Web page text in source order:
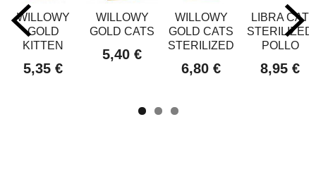
WILLOWY
GOLD
KITTEN
5,35 €
WILLOWY
GOLD CATS
5,40 €
WILLOWY
GOLD CATS
STERILIZED
6,80 €
LIBRA CAT
STERILIZED
POLLO
8,95 €